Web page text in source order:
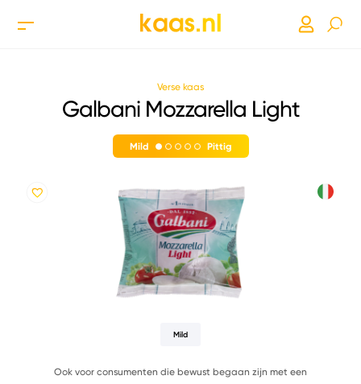
Verse kaas
Galbani Mozzarella Light
Mild Pittig
Mild
Ook voor consumenten die bewust begaan zijn met een